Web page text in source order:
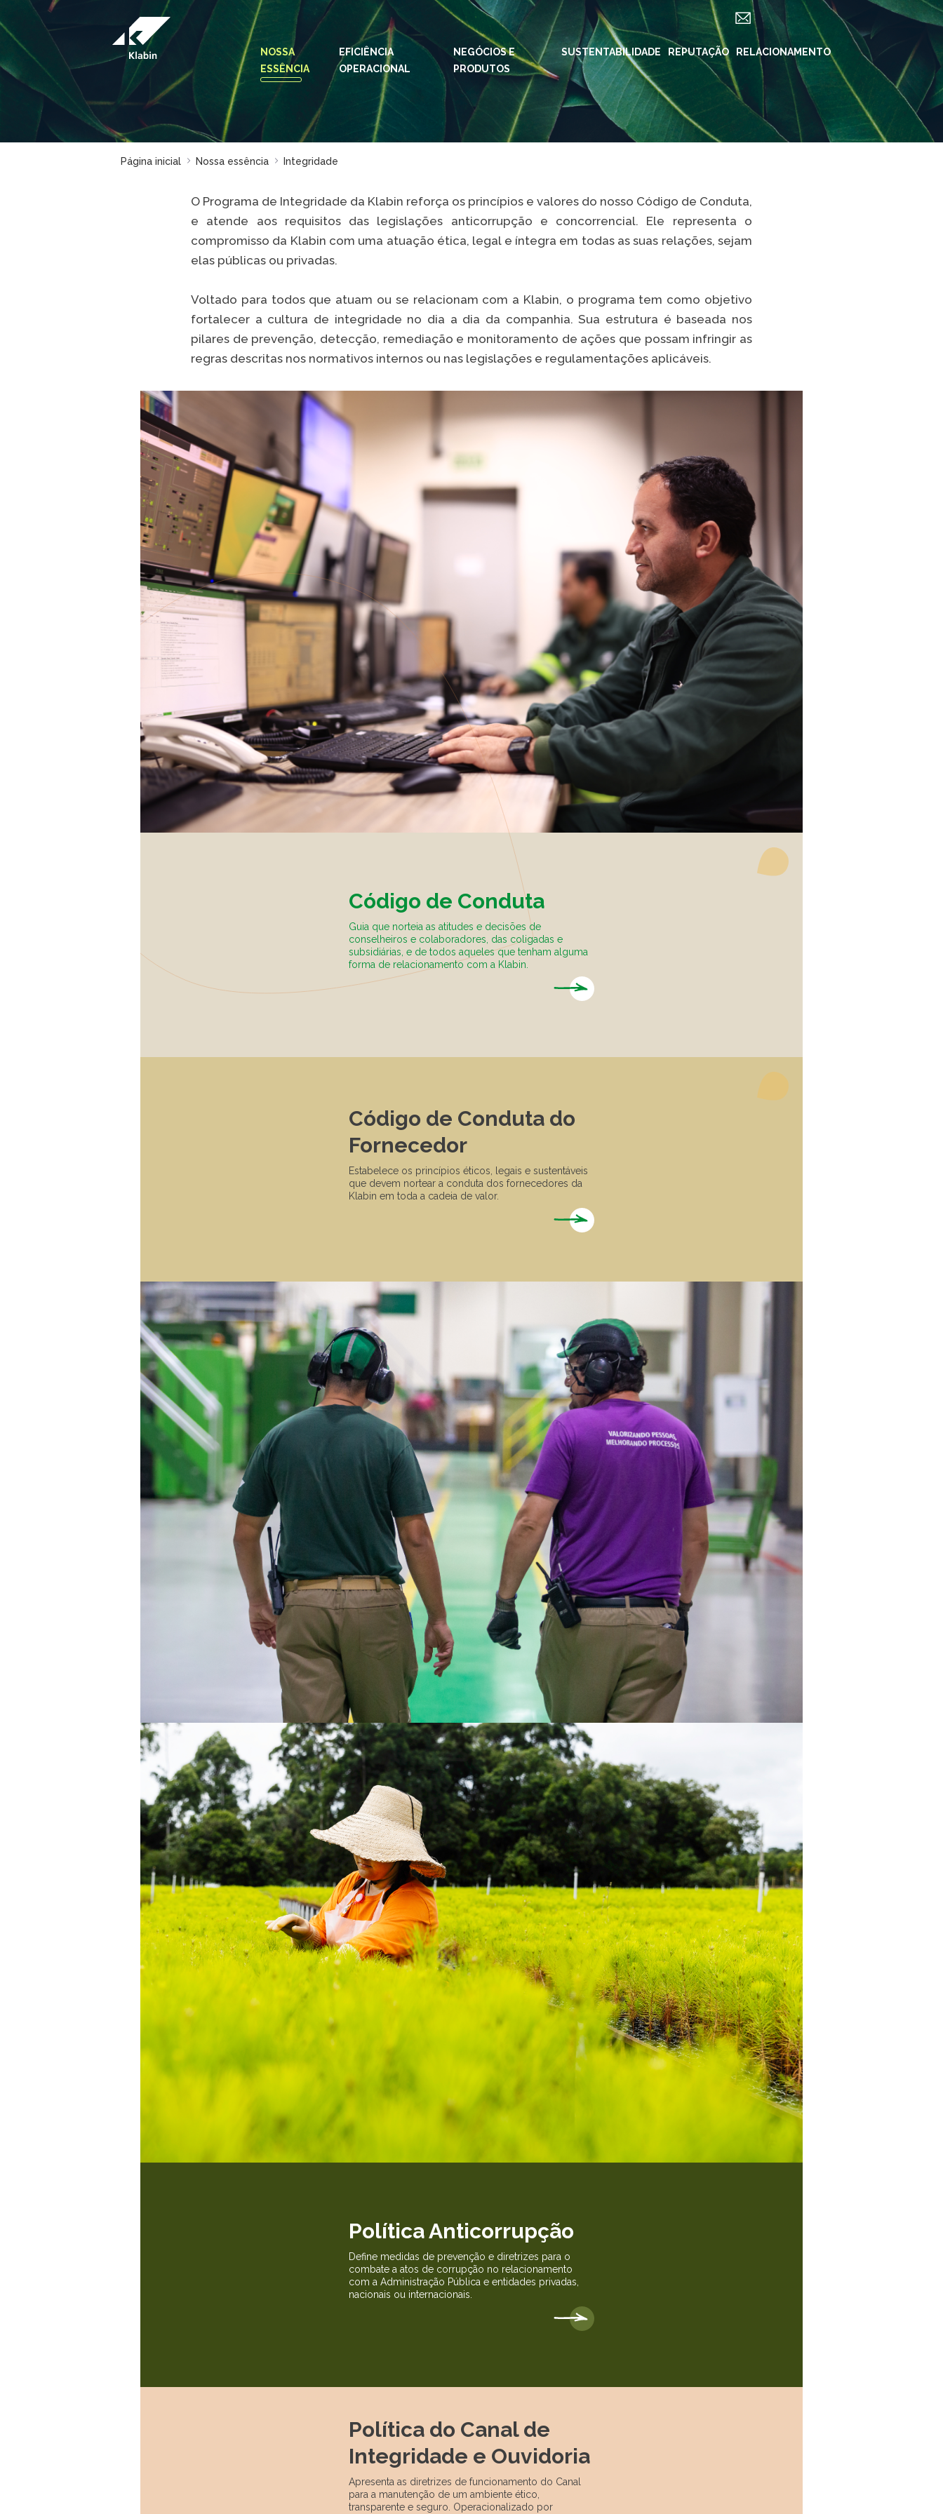
Pular para o Conteúdo principal
NOSSA
ESSÊNCIA
EFICIÊNCIA
OPERACIONAL
NEGÓCIOS E
PRODUTOS
SUSTENTABILIDADE REPUTAÇÃO RELACIONAMENTO
IDIOMAS: PT EN ES
ESPAÇOS KLABIN
Relações com
Investidores
Plante com a
Klabin
Todas Florestas
Importam
Klabin ForYou
Klabin Carreiras
Inova Klabin
Programa Caiubi
REDES SOCIAIS
Instagram
Instagram Klabin
ForYou
LinkedIn
Spotify
TikTok
VER A LISTA COMPLETA
Página inicial Nossa essência Integridade
O Programa de Integridade da Klabin reforça os princípios e valores do nosso Código de Conduta,
e atende aos requisitos das legislações anticorrupção e concorrencial. Ele representa o
compromisso da Klabin com uma atuação ética, legal e íntegra em todas as suas relações, sejam
elas públicas ou privadas.
Voltado para todos que atuam ou se relacionam com a Klabin, o programa tem como objetivo
fortalecer a cultura de integridade no dia a dia da companhia. Sua estrutura é baseada nos
pilares de prevenção, detecção, remediação e monitoramento de ações que possam infringir as
regras descritas nos normativos internos ou nas legislações e regulamentações aplicáveis.
Código de Conduta
Guia que norteia as atitudes e decisões de
conselheiros e colaboradores, das coligadas e
subsidiárias, e de todos aqueles que tenham alguma
forma de relacionamento com a Klabin.
Código de Conduta do
Fornecedor
Estabelece os princípios éticos, legais e sustentáveis
que devem nortear a conduta dos fornecedores da
Klabin em toda a cadeia de valor.
Política Anticorrupção
Define medidas de prevenção e diretrizes para o
combate a atos de corrupção no relacionamento
com a Administração Pública e entidades privadas,
nacionais ou internacionais.
Política do Canal de
Integridade e Ouvidoria
Apresenta as diretrizes de funcionamento do Canal
para a manutenção de um ambiente ético,
transparente e seguro. Operacionalizado por